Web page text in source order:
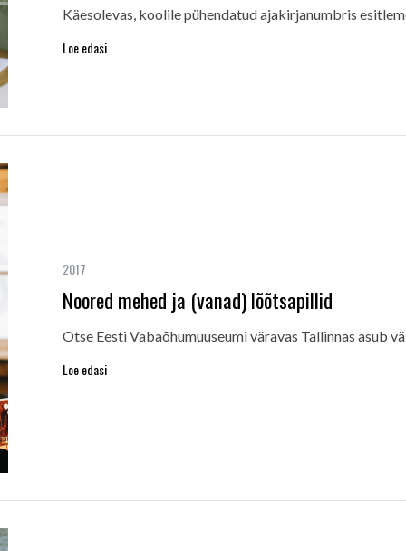
Käesolevas, koolile pühendatud ajakirjanumbris
Loe edasi
2017
Noored mehed ja (vanad) lõõtsapillid
Otse Eesti Vabaõhumuuseumi väravas Tallinnas asub
Loe edasi